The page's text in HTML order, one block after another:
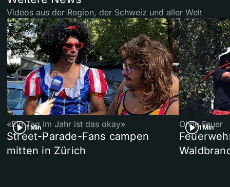
Videos aus der Region, der Schweiz und aller Welt
1 Min
«Ein Tag im Jahr ist das okay»
Street-Parade-Fans campen
mitten in Zürich
1 Min
Ohne Feuer